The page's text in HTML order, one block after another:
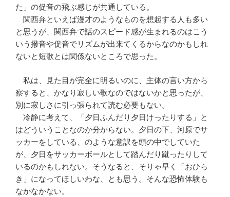
た」の促音の飛ぶ感じが共通している。
関西弁といえば漫才のようなものを想起する人も多い
と思うが、関西弁で話のスピード感が生まれるのはこう
いう撥音や促音でリズムが出来てくるからなのかもしれ
ないと短歌とは関係ないところで思った。
私は、見た目が完全に明るいのに、主体の言い方から
察すると、かなり寂しい歌なのではないかと思ったが、
別に寂しさに引っ張られて読む必要もない。
冷静に考えて、「夕日ふんだり夕日けったりする」と
はどういうことなのか分からない。夕日の下、河原でサ
ッカーをしている、のような意訳を頭の中でしていた
が、夕日をサッカーボールとして踏んだり蹴ったりして
いるのかもしれない。そうなると、そりゃ早く「おひら
き」になってほしいわな、とも思う。そんな恐怖体験も
なかなかない。